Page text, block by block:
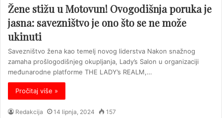
Žene stižu u Motovun! Ovogodišnja poruka je
jasna: savezništvo je ono što se ne može
ukinuti
Savezništvo žena kao temelj novog liderstva Nakon snažnog
zamaha prošlogodišnjeg okupljanja, Lady’s Salon u organizaciji
međunarodne platforme THE LADY’s REALM,…
Pročitaj više »
Redakcija 14 lipnja, 2024 157